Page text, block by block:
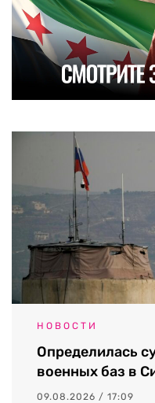
НОВОСТИ
Определилась
военных баз в
09.08.2026 / 17:09